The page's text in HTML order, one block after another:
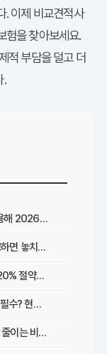
. 이제 비교견적사
험을 찾아보세요.
적 부담을 덜고 더
.
자동차보험료비교견적사이트, 똑똑하게 활용해 2026년 최저가 찾는 꿀팁
2026 자동차보험료, 견적 사이트 없이 비교하면 놓치는 이것은?
2026년 자동차보험료, 비교견적사이트로 20% 절약한 리얼 경험담
자동차보험료비교견적, 여러 사이트 비교가 필수? 현명한 선택 가이드
내 차 보험료, 비교견적사이트로 1분 만에 확 줄이는 비법은?